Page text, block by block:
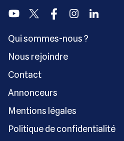
YoutubeTwitter FacebookInstagramLinkedin
Qui sommes-nous ?
Nous rejoindre
Contact
Annonceurs
Mentions légales
Politique de confidentialité